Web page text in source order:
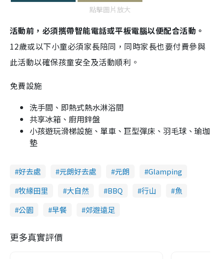
點擊圖片放大
活動前，必須𢹂帶智能電話或平板電腦以便配合活動。
12歲或以下小童必須家長陪同，同時家長也要付費參與
此活動以確保孩童安全及活動順利。
免費設施
洗手間、即熱式熱水淋浴間
共享冰箱、廚用鋅盤
小孩遊玩滑梯設施、單車、巨型彈床、羽毛球、瑜珈
墊
好去處 元朗好去處 元朗
Glamping
牧緣田里
大自然 BBQ 行山
魚
公園
早餐 郊遊遠足
更多真實評價